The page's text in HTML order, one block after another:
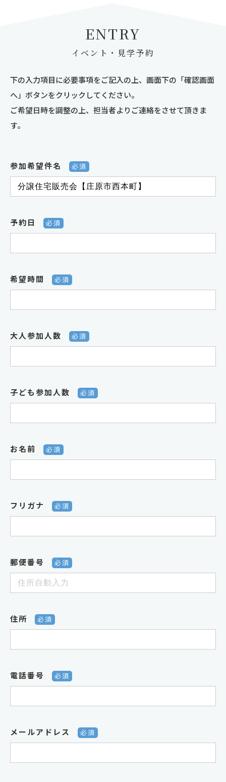
ENTRY
イベント・見学予約
下の入力項目に必要事項をご記入の上、画面下の「確認画面
へ」ボタンをクリックしてください。
ご希望日時を調整の上、担当者よりご連絡をさせて頂きま
す。
参加希望件名 必須
予約日 必須
希望時間 必須
大人参加人数 必須
子ども参加人数 必須
お名前 必須
フリガナ 必須
郵便番号 必須
住所 必須
電話番号 必須
メールアドレス 必須